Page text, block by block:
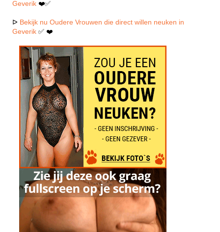
Geverik ❤️✅
ᐅ Bekijk nu Oudere Vrouwen die direct willen neuken in
Geverik ✅ ❤️